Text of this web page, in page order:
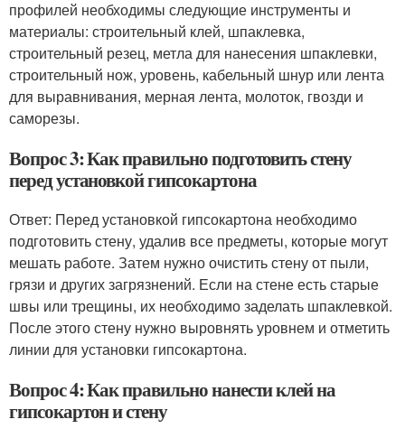
профилей необходимы следующие инструменты и
материалы: строительный клей, шпаклевка,
строительный резец, метла для нанесения шпаклевки,
строительный нож, уровень, кабельный шнур или лента
для выравнивания, мерная лента, молоток, гвозди и
саморезы.
Вопрос 3: Как правильно подготовить стену
перед установкой гипсокартона
Ответ: Перед установкой гипсокартона необходимо
подготовить стену, удалив все предметы, которые могут
мешать работе. Затем нужно очистить стену от пыли,
грязи и других загрязнений. Если на стене есть старые
швы или трещины, их необходимо заделать шпаклевкой.
После этого стену нужно выровнять уровнем и отметить
линии для установки гипсокартона.
Вопрос 4: Как правильно нанести клей на
гипсокартон и стену